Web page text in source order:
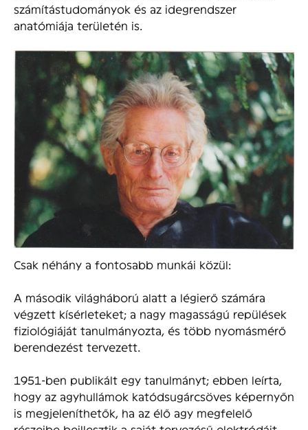
számítástudományok és az idegrendszer
anatómiája területén is.
Csak néhány a fontosabb munkái közül:
A második világháború alatt a légierő számára
végzett kísérleteket; a nagy magasságú repülések
fiziológiáját tanulmányozta, és több nyomásmérő
berendezést tervezett.
1951-ben publikált egy tanulmányt; ebben leírta,
hogy az agyhullámok katódsugárcsöves képernyőn
is megjeleníthetők, ha az élő agy megfelelő